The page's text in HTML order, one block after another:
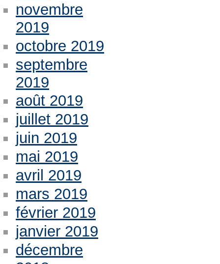
novembre
2019
octobre 2019
septembre
2019
août 2019
juillet 2019
juin 2019
mai 2019
avril 2019
mars 2019
février 2019
janvier 2019
décembre